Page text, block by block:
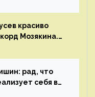
красиво
Мозякина.
еще много
рад, что
себя в